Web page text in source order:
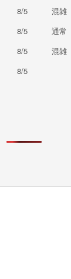
8/5 混雑
8/5 通常
8/5 混雑
8/5